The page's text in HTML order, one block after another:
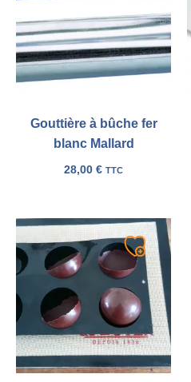
Gouttière à bûche fer
blanc Mallard
28,00 € TTC
liste
Ajouter
à
ma
liste